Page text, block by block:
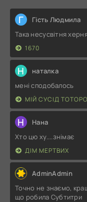
Г Гість Людмила
Така несусвітня
1670
Н наталка
мені сподобалось
МІЙ СУСІД ТОТОРО
Н Нана
Хто цю ху....знімає
ДІМ МЕРТВИХ
AdminAdmin
Точно не знаємо,
що робила Субтитри